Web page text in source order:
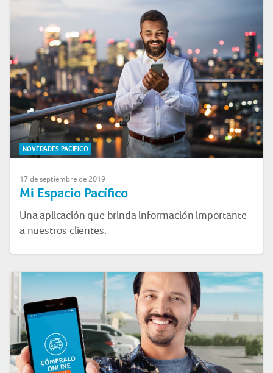
NOVEDADES PACÍFICO
17 de septiembre de 2019
Mi Espacio Pacífico
Una aplicación que brinda información importante
a nuestros clientes.